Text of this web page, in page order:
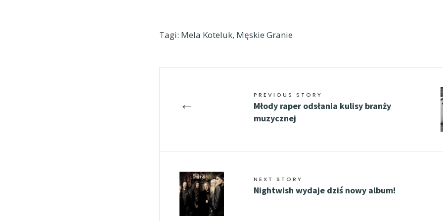
Tagi: Mela Koteluk, Męskie Granie
← PREVIOUS STORY
Młody raper odsłania kulisy branży
muzycznej
NEXT STORY
Nightwish wydaje dziś nowy album!